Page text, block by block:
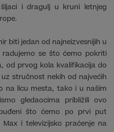
i dragulj u kruni letnjeg
biti jedan od najneizvesnijih u
radujemo se što ćemo pokriti
od prvog kola kvalifikacija do
stručnost nekih od najvećih
na licu mesta, tako i u našim
gledaocima približili ovo
što ćemo po prvi put
i televizijsko praćenje na